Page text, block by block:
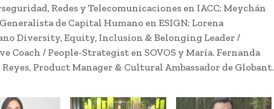
Redes y Telecomunicaciones en IACC; Meychán
de Capital Humano en ESIGN; Lorena
Diversity, Equity, Inclusion & Belonging Leader /
Coach / People-Strategist en SOVOS y María. Fernanda
Reyes, Product Manager & Cultural Ambassador de Globant.